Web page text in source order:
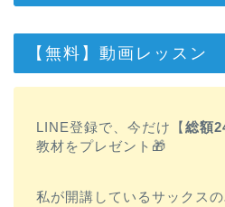
【無料】動画レッスン
LINE登録で、今だけ【総額
教材をプレゼント🎁
私が開講しているサックス